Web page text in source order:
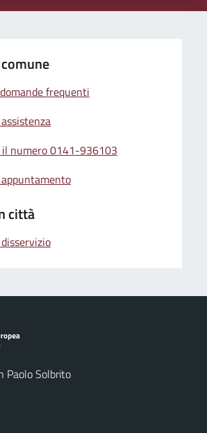
frequenti
il numero 0141-936103
città
Paolo Solbrito